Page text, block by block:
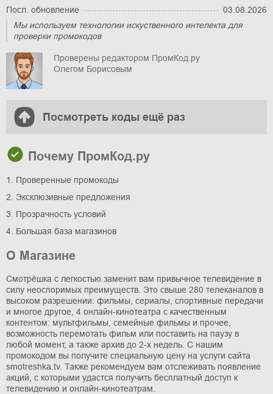
Посл. обновление
03.08.2026
Мы используем технологии искуственного интелекта для
проверки промокодов
Проверены редактором ПромКод.ру
Олегом Борисовым
Посмотреть коды ещё раз
Почему ПромКод.ру
1. Проверенные промокоды
2. Эксклюзивные предложения
3. Прозрачность условий
4. Большая база магазинов
О Магазине
Смотрёшка с легкостью заменит вам привычное телевидение в
силу неоспоримых преимуществ. Это свыше 280 телеканалов в
высоком разрешении: фильмы, сериалы, спортивные передачи
и многое другое, 4 онлайн-кинотеатра с качественным
контентом: мультфильмы, семейные фильмы и прочее,
возможность перемотать фильм или поставить на паузу в
любой момент, а также архив до 2-х недель. С нашим
промокодом вы получите специальную цену на услуги сайта
smotreshka.tv. Также рекомендуем вам отслеживать появление
акций, с которыми удастся получить бесплатный доступ к
телевидению и онлайн-кинотеатрам.